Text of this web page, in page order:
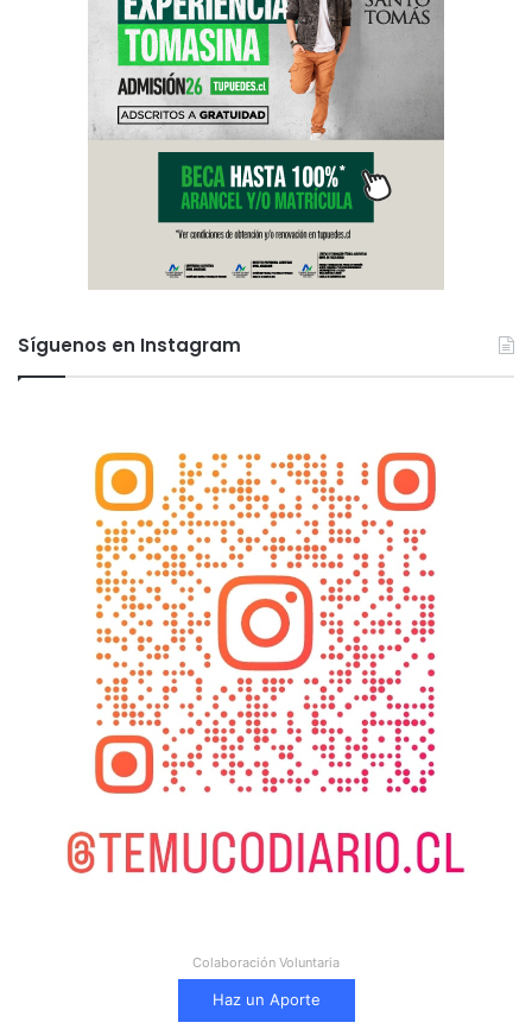
Síguenos en Instagram
Colaboración Voluntaria
Haz un Aporte